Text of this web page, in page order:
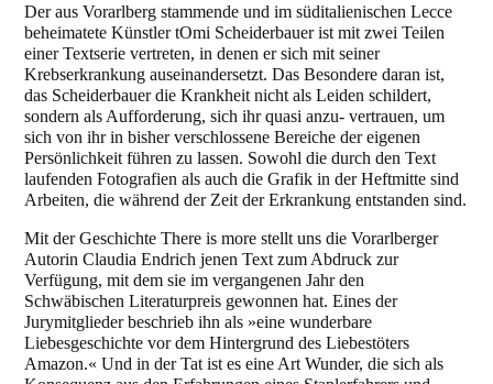
Der aus Vorarlberg stammende und im süditalienischen Lecce
beheimatete Künstler tOmi Scheiderbauer ist mit zwei Teilen
einer Textserie vertreten, in denen er sich mit seiner
Krebserkrankung auseinandersetzt. Das Besondere daran ist,
das Scheiderbauer die Krankheit nicht als Leiden schildert,
sondern als Aufforderung, sich ihr quasi anzu- vertrauen, um
sich von ihr in bisher verschlossene Bereiche der eigenen
Persönlichkeit führen zu lassen. Sowohl die durch den Text
laufenden Fotografien als auch die Grafik in der Heftmitte sind
Arbeiten, die während der Zeit der Erkrankung entstanden sind.
Mit der Geschichte There is morestellt uns die Vorarlberger
Autorin Claudia Endrich jenen Text zum Abdruck zur
Verfügung, mit dem sie im vergangenen Jahr den
Schwäbischen Literaturpreis gewonnen hat. Eines der
Jurymitglieder beschrieb ihn als »eine wunderbare
Liebesgeschichte vor dem Hintergrund des Liebestöters
Amazon.« Und in der Tat ist es eine Art Wunder, die sich als